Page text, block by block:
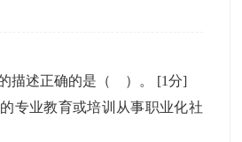
描述正确的是（ ）。 [1分]
专业教育或培训从事职业化社